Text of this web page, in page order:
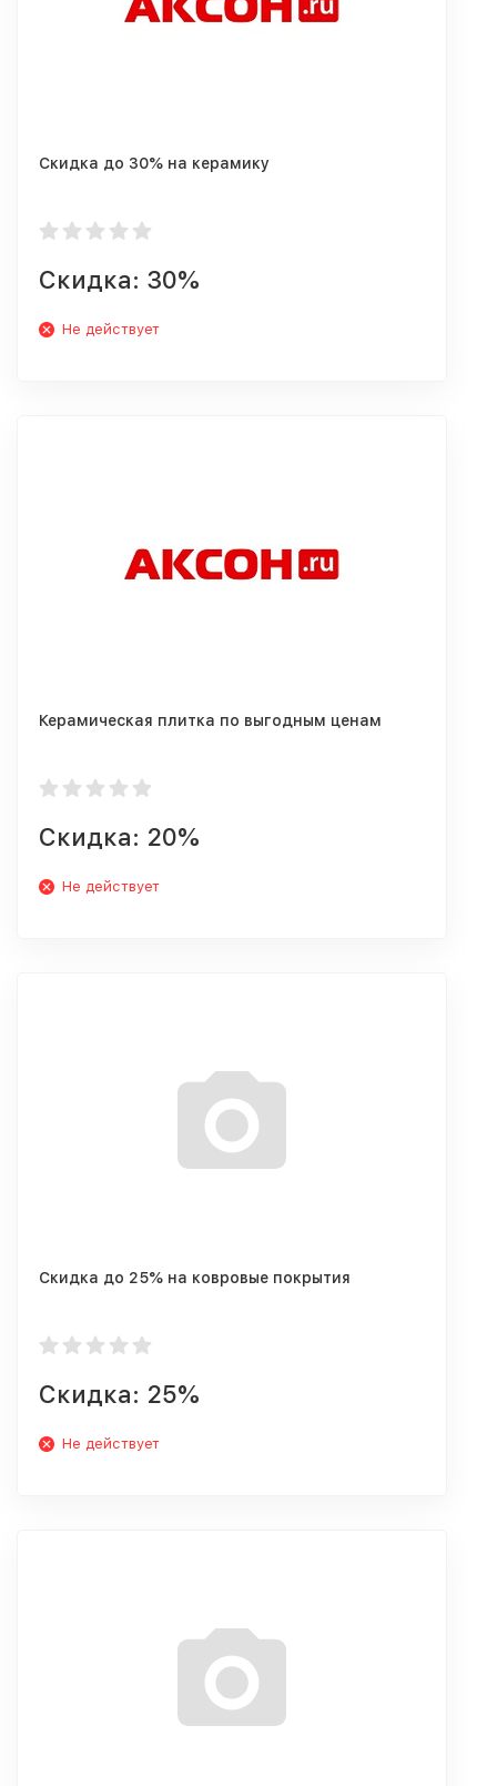
Скидка до 30% на керамику
Скидка: 30%
Не действует
Керамическая плитка по выгодным ценам
Скидка: 20%
Не действует
Скидка до 25% на ковровые покрытия
Скидка: 25%
Не действует